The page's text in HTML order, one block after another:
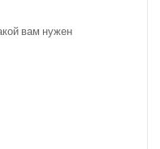
вам нужен